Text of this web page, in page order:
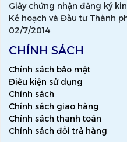
Giấy chứng nhận đăng ký
Kế hoạch và Đầu tư Thành
02/7/2014
CHÍNH SÁCH
Chính sách bảo mật
Điều kiện sử dụng
Chính sách
Chính sách giao hàng
Chính sách thanh toán
Chính sách đổi trả hàng